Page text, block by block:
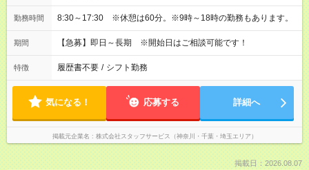
勤務時間 8:30～17:30 ※休憩は60分。※9時～18時の勤務もあります。
期間 【急募】即日～長期 ※開始日はご相談可能です！
特徴 履歴書不要 / シフト勤務
気になる！ 応募する 詳細へ
掲載元企業名 株式会社スタッフサービス（神奈川・千葉・埼玉エリア）
掲載日：2026.08.07